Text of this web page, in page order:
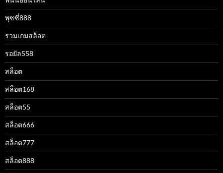
พุซซี่888
รวมเกมสล็อต
รอยัล558
สล็อต
สล็อต168
สล็อต55
สล็อต666
สล็อต777
สล็อต888